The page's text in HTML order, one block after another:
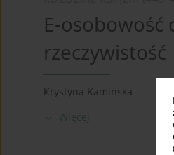
E-osobowość
rzeczywistość
Krystyna Kamińska
Więcej